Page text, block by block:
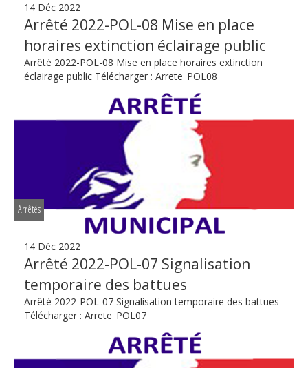
14 Déc 2022
Arrêté 2022-POL-08 Mise en place
horaires extinction éclairage public
Arrêté 2022-POL-08 Mise en place horaires extinction
éclairage public Télécharger : Arrete_POL08
Arrêtés
14 Déc 2022
Arrêté 2022-POL-07 Signalisation
temporaire des battues
Arrêté 2022-POL-07 Signalisation temporaire des battues
Télécharger : Arrete_POL07